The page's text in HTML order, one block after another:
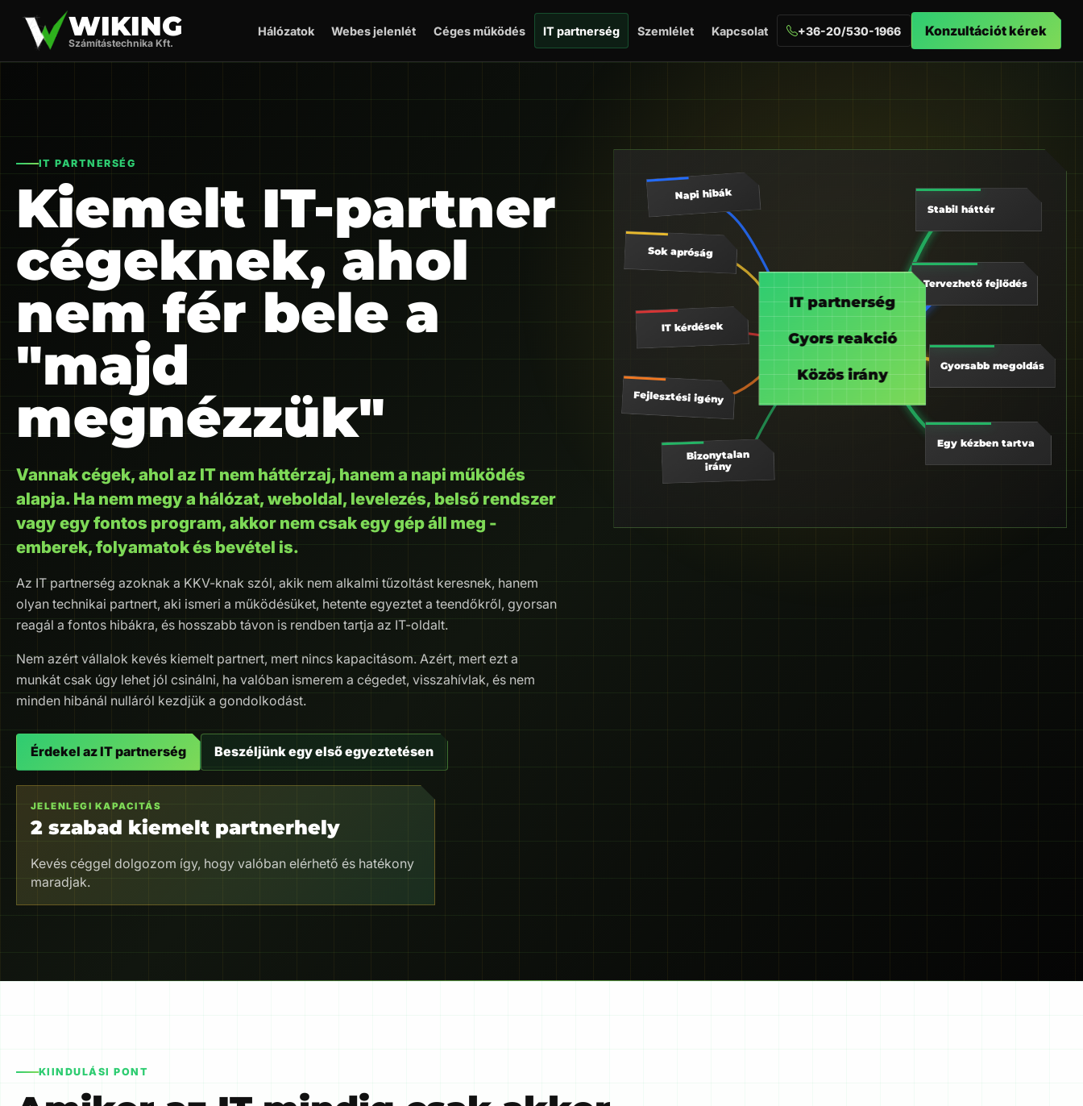
WIKING
Számítástechnika Kft.
Hálózatok Webes jelenlét Céges működés IT partnerség Szemlélet Kapcsolat +36-20/530-1966 Konzultációt kérek
IT PARTNERSÉG
Kiemelt IT-partner
cégeknek, ahol
nem fér bele a
"majd
megnézzük"
Vannak cégek, ahol az IT nem háttérzaj, hanem a napi működés
alapja. Ha nem megy a hálózat, weboldal, levelezés, belső rendszer
vagy egy fontos program, akkor nem csak egy gép áll meg -
emberek, folyamatok és bevétel is.
Az IT partnerség azoknak a KKV-knak szól, akik nem alkalmi tűzoltást keresnek, hanem
olyan technikai partnert, aki ismeri a működésüket, hetente egyeztet a teendőkről, gyorsan
reagál a fontos hibákra, és hosszabb távon is rendben tartja az IT-oldalt.
Nem azért vállalok kevés kiemelt partnert, mert nincs kapacitásom. Azért, mert ezt a
munkát csak úgy lehet jól csinálni, ha valóban ismerem a cégedet, visszahívlak, és nem
minden hibánál nulláról kezdjük a gondolkodást.
Érdekel az IT partnerség Beszéljünk egy első egyeztetésen
JELENLEGI KAPACITÁS
2 szabad kiemelt partnerhely
Kevés céggel dolgozom így, hogy valóban elérhető és hatékony
maradjak.
Napi hibák
Sok apróság
IT kérdések
Fejlesztési igény
Bizonytalan
irány
IT partnerség
Gyors reakció
Közös irány
Stabil háttér
Tervezhető fejlődés
Gyorsabb megoldás
Egy kézben tartva
KIINDULÁSI PONT